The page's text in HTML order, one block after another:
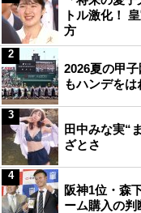
トル激化！
方
2026夏の甲
もハンデを
2
田中みな実“
ざとさ
3
阪神1位・森
ーム購入の判
4